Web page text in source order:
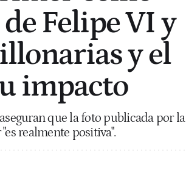
Felipe VI y
y el
impacto
que la foto publicada por la
realmente positiva".